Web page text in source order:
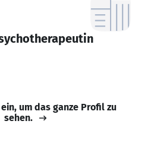
um das ganze Profil zu
sehen.